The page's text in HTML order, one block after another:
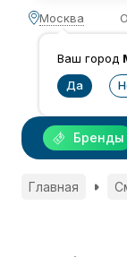
Москва
Ваш город
Бренды
Главная